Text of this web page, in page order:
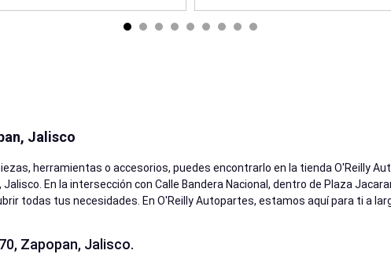
Jalisco
herramientas o accesorios, puedes encontrarlo en la tienda O'Reilly
En la intersección con Calle Bandera Nacional, dentro de Plaza
todas tus necesidades. En O'Reilly Autopartes, estamos aquí para ti a
Zapopan, Jalisco.